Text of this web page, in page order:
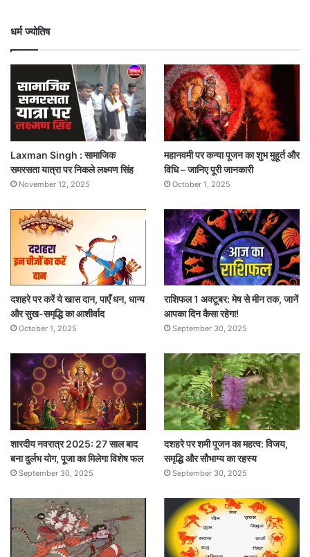
धर्म ज्योतिष
Laxman Singh : सामाजिक
समरसता यात्रा पर निकले लक्ष्मण सिंह
November 12, 2025
महानवमी पर कन्या पूजन का शुभ मुहूर्त और
विधि – जानिए पूरी जानकारी
October 1, 2025
दशहरे पर करें ये खास दान, पाएँ धन, धान्य
और सुख-समृद्धि का आशीर्वाद
October 1, 2025
राशिफल 1 अक्टूबर: मेष से मीन तक, जानें
आपका दिन कैसा रहेगा!
September 30, 2025
शारदीय नवरात्र 2025: 27 साल बाद
बना दुर्लभ योग, पूजा का मिलेगा विशेष फल
September 30, 2025
दशहरे पर शमी पूजन का महत्व: विजय,
समृद्धि और सौभाग्य का रहस्य
September 30, 2025